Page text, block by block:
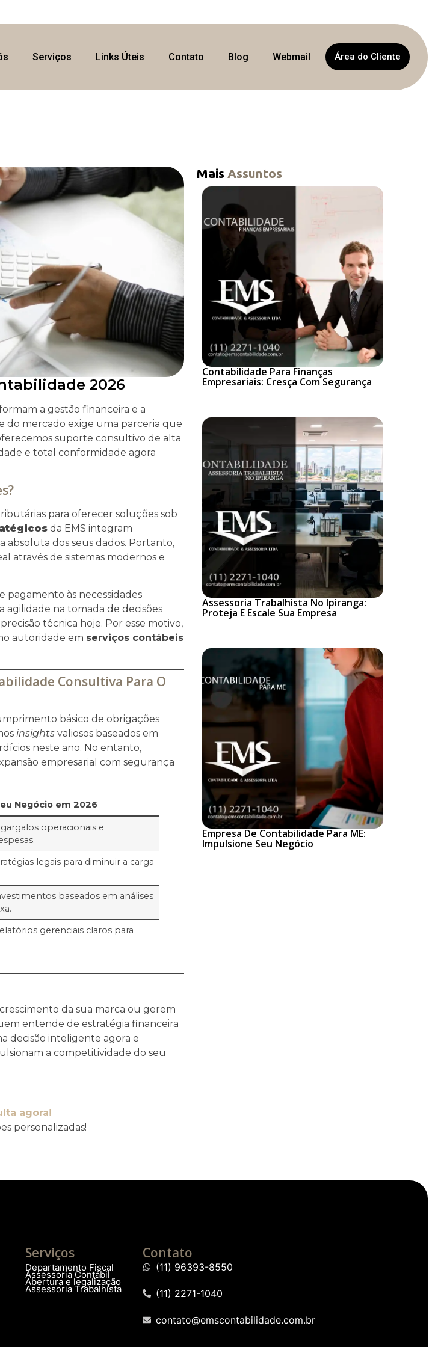
Serviços Links Úteis Contato Blog Webmail Área do Cliente
2026
a gestão financeira e a
do mercado exige uma parceria que
suporte consultivo de alta
e total conformidade agora
para oferecer soluções sob
da EMS integram
absoluta dos seus dados. Portanto,
através de sistemas modernos e
pagamento às necessidades
agilidade na tomada de decisões
técnica hoje. Por esse motivo,
autoridade em serviços contábeis
Consultiva Para O
básico de obrigações
insights valiosos baseados em
neste ano. No entanto,
empresarial com segurança
Negócio em 2026
operacionais e
legais para diminuir a carga
baseados em análises
gerenciais claros para
da sua marca ou gerem
entende de estratégia financeira
decisão inteligente agora e
a competitividade do seu
agora!
personalizadas!
MaisAssuntos
Contabilidade Para Finanças
Empresariais: Cresça Com Segurança
Assessoria Trabalhista No Ipiranga:
Proteja E Escale Sua Empresa
Empresa De Contabilidade Para ME:
Impulsione Seu Negócio
Serviços
Departamento Fiscal
Assessoria Contábil
Abertura e legalização
Assessoria Trabalhista
Contato
(11) 96393-8550
(11) 2271-1040
contato@emscontabilidade.com.br